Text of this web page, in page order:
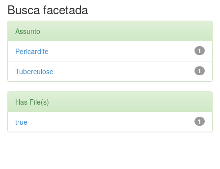
Busca facetada
Assunto
1
Pericardite
1
Tuberculose
Has File(s)
1
true